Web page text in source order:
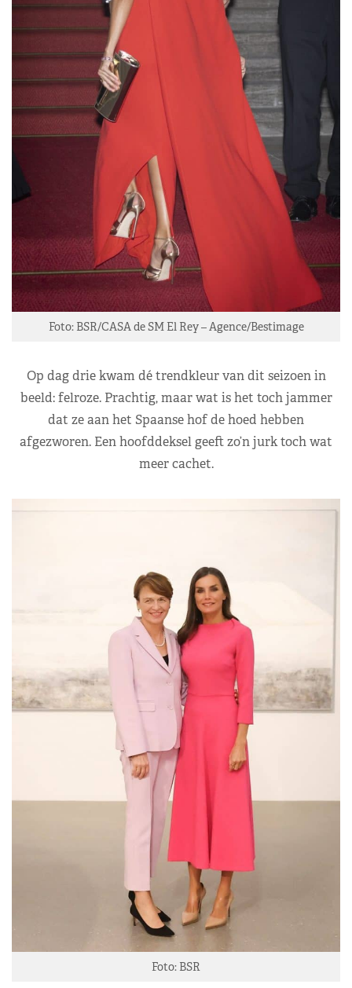
Foto: BSR/CASA de SM El Rey – Agence/Bestimage
Op dag drie kwam dé trendkleur van dit seizoen in
beeld: felroze. Prachtig, maar wat is het toch jammer
dat ze aan het Spaanse hof de hoed hebben
afgezworen. Een hoofddeksel geeft zo’n jurk toch wat
meer cachet.
Foto: BSR